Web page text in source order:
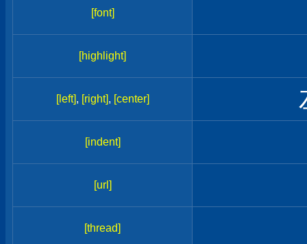
[font]
[highlight]
[left], [right], [center]
[indent]
[url]
[thread]